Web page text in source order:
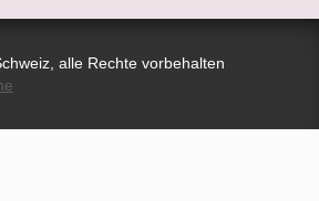
alle Rechte vorbehalten